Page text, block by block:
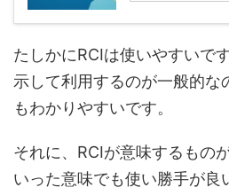
たしかにRCIは使いやすいで
示して利用するのが一般的な
もわかりやすいです。
それに、RCIが意味するもの
いった意味でも使い勝手が良